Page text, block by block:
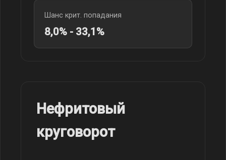
Шанс крит. попадания
8,0% - 33,1%
Нефритовый
круговорот